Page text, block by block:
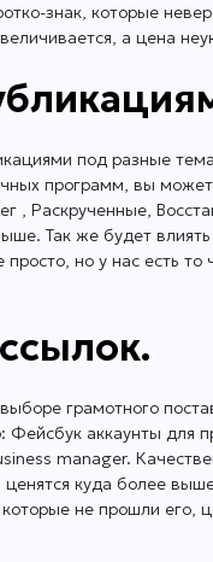
знак, которые
а цена
под разные
программ, вы
, Раскрученные,
Так же будет
но у нас есть
грамотного
аккаунты для
manager.
куда более
не прошли его,